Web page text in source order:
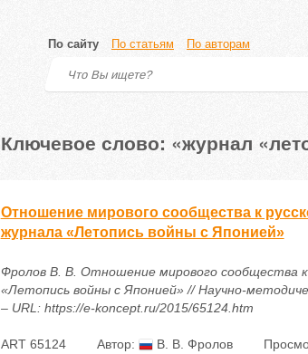
По сайту По статьям По авторам
Ключевое слово: «журнал
Отношение мирового сообщества к
журнала «Летопись войны с Японией»
Фролов В. В. Отношение мирового сообщества к
«Летопись войны с Японией» // Научно-
– URL: https://e-koncept.ru/2015/65124.htm
ART 65124 Автор: В. В. Фролов